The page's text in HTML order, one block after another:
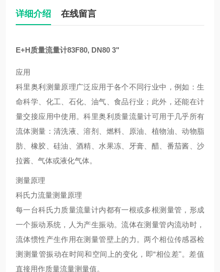
详细介绍 在线留言
E+H质量流量计83F80, DN80 3"
应用
科里奥利测量原理广泛应用于各个不同行业中，例如：生
命科学、化工、石化、油气、食品行业；此外，还能在计
量交接应用中使用。科里奥利质量流量计可用于几乎所有
流体测量：清洗液、溶剂、燃料、原油、植物油、动物脂
肪、橡胶、硅油、酒精、水果冻、牙膏、醋、番茄酱、沙
拉酱、气体或液化气体。
测量原理
科氏力流量测量原理
每一台科氏力质量流量计内都有一根或多根测量管，形成
一个振动系统，人为产生振动。流体在测量管内流动时，
流体惯性产生作用在测量管壁上的力。两个相位传感器检
测测量管振动在时间和空间上的变化，即“相位差"。差值
直接用作质量流量测量值。